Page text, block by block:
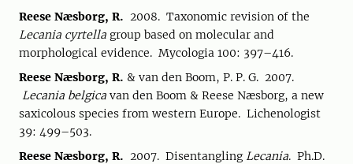
Reese Næsborg, R. 2008. Taxonomic revision of the
Lecania cyrtella group based on molecular and
morphological evidence. Mycologia 100: 397–416.
Reese Næsborg, R. & van den Boom, P. P. G. 2007.
Lecania belgica van den Boom & Reese Næsborg, a new
saxicolous species from western Europe. Lichenologist
39: 499–503.
Reese Næsborg, R. 2007. DisentanglingLecania. Ph.D.